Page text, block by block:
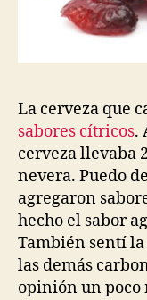
La cerveza que
sabores cítricos.
cerveza llevaba
nevera. Puedo
agregaron
hecho el sabor
También sentí la
las demás
opinión un poco